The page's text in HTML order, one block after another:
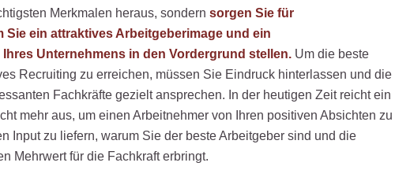
Merkmalen heraus, sondern sorgen Sie für
Sie ein attraktives Arbeitgeberimage und ein
Unternehmens in den Vordergrund stellen.Um die beste
Recruiting zu erreichen, müssen Sie Eindruck hinterlassen und die
Fachkräfte gezielt ansprechen. In der heutigen Zeit reicht ein
mehr aus, um einen Arbeitnehmer von Ihren positiven Absichten zu
Input zu liefern, warum Sie der beste Arbeitgeber sind und die
Mehrwert für die Fachkraft erbringt.